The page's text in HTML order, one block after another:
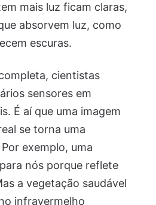
mais luz ficam claras,
absorvem luz, como
escuras.
cientistas
sensores em
É aí que uma imagem
se torna uma
exemplo, uma
nós porque reflete
a vegetação saudável
infravermelho